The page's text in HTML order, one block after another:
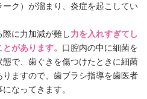
ーク）が溜まり、炎症を起こしてい
に力加減が難し力を入れすぎてし
があります。 口腔内の中に細菌を
で、歯ぐきを傷つけたときに細菌
ますので、歯ブラシ指導を歯医者
なってきます。